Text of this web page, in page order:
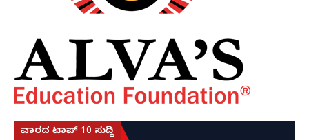
ವಾರದ ಟಾಪ್ 10 ಸುದ್ದಿ